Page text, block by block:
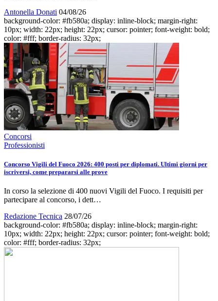
Antonella Donati 04/08/26
background-color: #fb580a; display: inline-block; margin-right:
10px; width: 22px; height: 22px; cursor: pointer; font-weight: bold;
color: #fff; border-radius: 32px;
Concorsi
Professionisti
Concorso Vigili del Fuoco 2026: 400 posti per diplomati. Ultimi giorni per
iscriversi, come prepararsi alle prove
In corso la selezione di 400 nuovi Vigili del Fuoco. I requisiti per
partecipare al concorso, i dett…
Redazione Tecnica 28/07/26
background-color: #fb580a; display: inline-block; margin-right:
10px; width: 22px; height: 22px; cursor: pointer; font-weight: bold;
color: #fff; border-radius: 32px;